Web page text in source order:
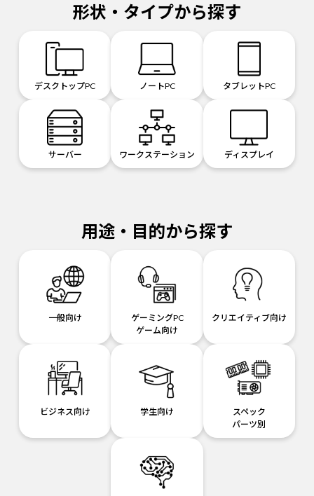
形状・タイプから探す
デスクトップPC ノートPC タブレットPC
サーバー ワークステーション ディスプレイ
用途・目的から探す
一般向け
ゲーミングPC
ゲーム向け
クリエイティブ向け
ビジネス向け 学生向け
スペック
パーツ別